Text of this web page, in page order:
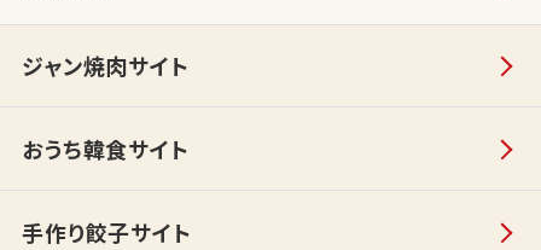
ジャン焼肉サイト
おうち韓食サイト
手作り餃子サイト